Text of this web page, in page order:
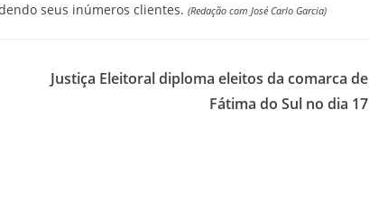
seus inúmeros clientes. (Redação com José Carlo Garcia)
Justiça Eleitoral diploma eleitos da comarca de
Fátima do Sul no dia 17